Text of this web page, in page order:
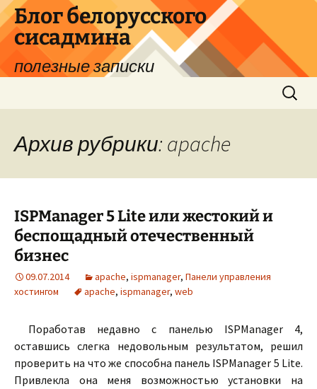
Перейти
к
содержимому
Блог белорусского
сисадмина
полезные записки
Найти:
Архив рубрики: apache
ISPManager 5 Lite или жестокий и
беспощадный отечественный
бизнес
09.07.2014 apache, ispmanager, Панели управления
хостингом
apache, ispmanager, web
Поработав недавно с панелью ISPManager 4,
оставшись слегка недовольным результатом, решил
проверить на что же способна панель ISPManager 5 Lite.
Привлекла она меня возможностью установки на